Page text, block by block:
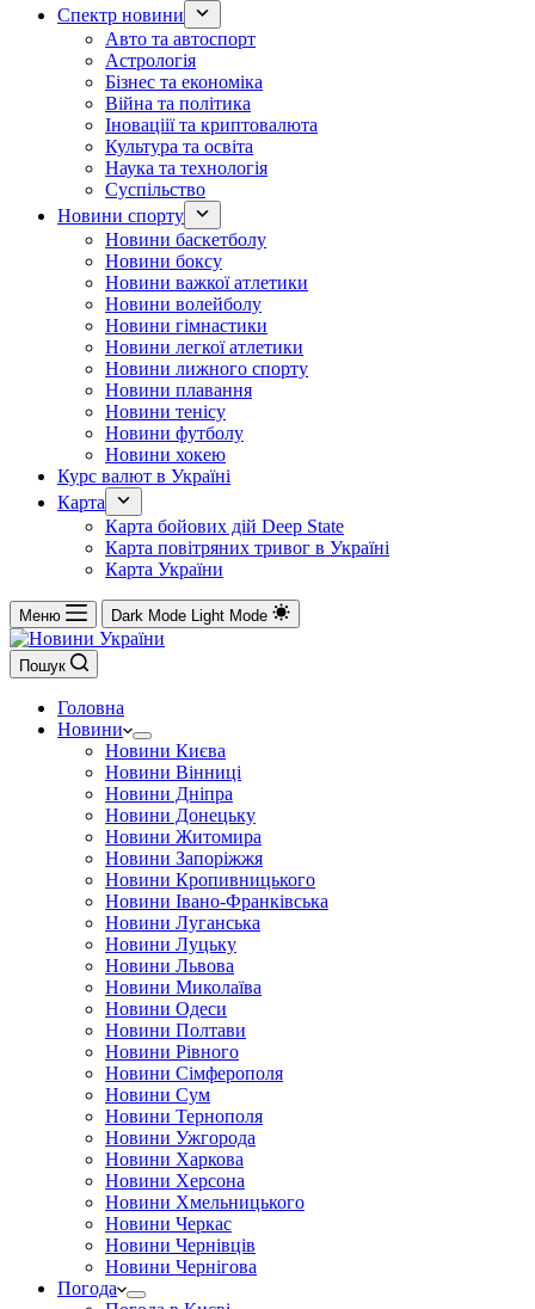
Спектр новини
Авто та автоспорт
Астрологія
Бізнес та економіка
Війна та політика
Іноваціії та криптовалюта
Культура та освіта
Наука та технологія
Суспільство
Новини спорту
Новини баскетболу
Новини боксу
Новини важкої атлетики
Новини волейболу
Новини гімнастики
Новини легкої атлетики
Новини лижного спорту
Новини плавання
Новини тенісу
Новини футболу
Новини хокею
Курс валют в Україні
Карта
Карта бойових дій Deep State
Карта повітряних тривог в Україні
Карта України
Меню Dark Mode Light Mode
Пошук
Головна
Новини
Новини Києва
Новини Вінниці
Новини Дніпра
Новини Донецьку
Новини Житомира
Новини Запоріжжя
Новини Кропивницького
Новини Івано-Франківська
Новини Луганська
Новини Луцьку
Новини Львова
Новини Миколаїва
Новини Одеси
Новини Полтави
Новини Рівного
Новини Сімферополя
Новини Сум
Новини Тернополя
Новини Ужгорода
Новини Харкова
Новини Херсона
Новини Хмельницького
Новини Черкас
Новини Чернівців
Новини Чернігова
Погода